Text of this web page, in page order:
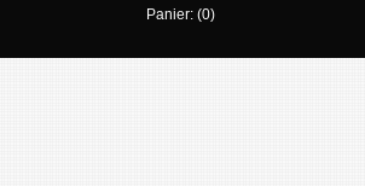
Panier: (0)